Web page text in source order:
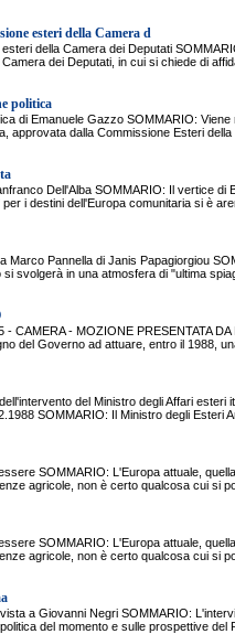
esteri della Camera d
della Camera dei Deputati
dei Deputati, in cui si chiede di
politica
di Emanuele Gazzo SOMMARIO: Viene
approvata dalla Commissione Esteri
Dell'Alba SOMMARIO: Il vertice di
i destini dell'Europa comunitaria si è
Marco Pannella di Janis Papagiorgiou
svolgerà in una atmosfera di "ultima
CAMERA - MOZIONE PRESENTATA
del Governo ad attuare, entro il 1988,
del Ministro degli Affari esteri
SOMMARIO: Il Ministro degli Esteri
SOMMARIO: L'Europa attuale,
agricole, non è certo qualcosa cui si
SOMMARIO: L'Europa attuale,
agricole, non è certo qualcosa cui si
a Giovanni Negri SOMMARIO:
del momento e sulle prospettive del